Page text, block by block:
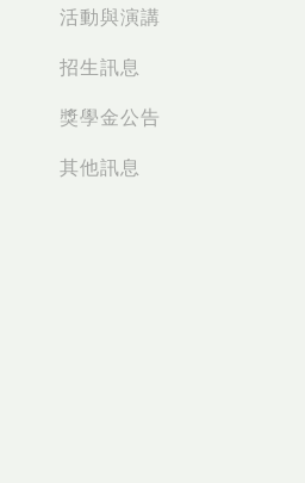
活動與演講
招生訊息
獎學金公告
其他訊息